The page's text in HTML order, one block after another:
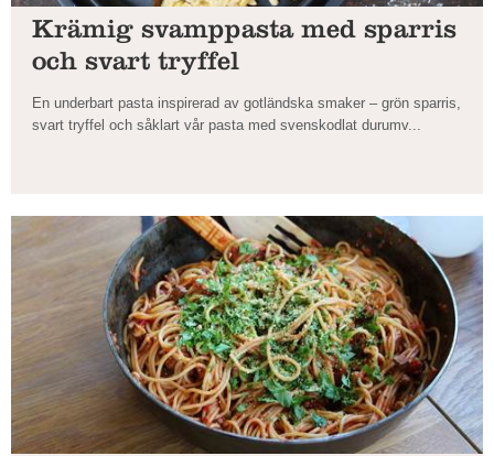
Krämig svamppasta med sparris
och svart tryffel
En underbart pasta inspirerad av gotländska smaker – grön sparris,
svart tryffel och såklart vår pasta med svenskodlat durumv...